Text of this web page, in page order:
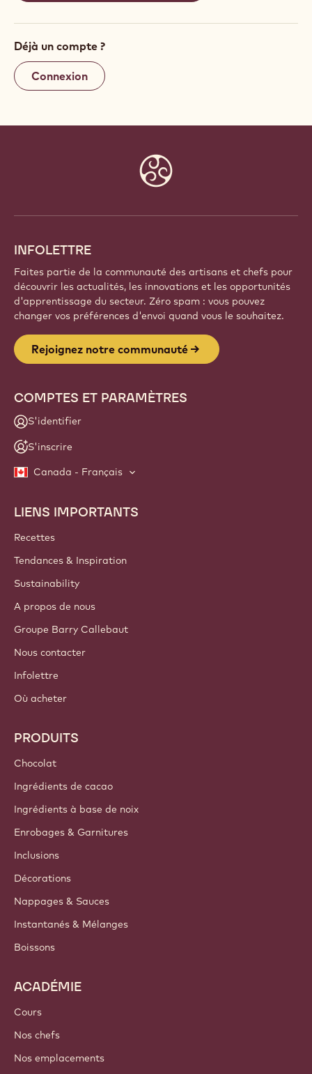
Déjà un compte ?
Connexion
INFOLETTRE
Faites partie de la communauté des artisans et chefs pour
découvrir les actualités, les innovations et les opportunités
d'apprentissage du secteur. Zéro spam : vous pouvez
changer vos préférences d'envoi quand vous le souhaitez.
Rejoignez notre communauté
COMPTES ET PARAMÈTRES
S'identifier
S'inscrire
Canada - Français
Footer
Callebaut
LIENS IMPORTANTS
Recettes
Tendances & Inspiration
Sustainability
A propos de nous
Groupe Barry Callebaut
Nous contacter
Infolettre
Où acheter
PRODUITS
Chocolat
Ingrédients de cacao
Ingrédients à base de noix
Enrobages & Garnitures
Inclusions
Décorations
Nappages & Sauces
Instantanés & Mélanges
Boissons
ACADÉMIE
Cours
Nos chefs
Nos emplacements